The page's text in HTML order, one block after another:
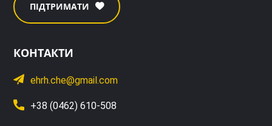
ПІДТРИМАТИ
КОНТАКТИ
ehrh.che@gmail.com
+38 (0462) 610-508